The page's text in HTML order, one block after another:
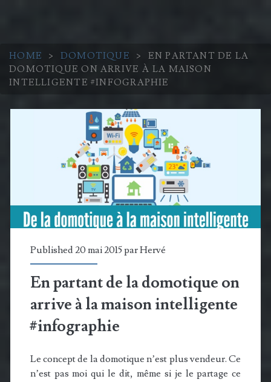
HOME > DOMOTIQUE >
EN PARTANT DE LA
DOMOTIQUE ON ARRIVE À LA MAISON
INTELLIGENTE #INFOGRAPHIE
Published 20 mai 2015 parHervé
En partant de la domotique on
arrive à la maison intelligente
#infographie
Le concept de la domotique n’est plus vendeur. Ce
n’est pas moi qui le dit, même si je le partage ce